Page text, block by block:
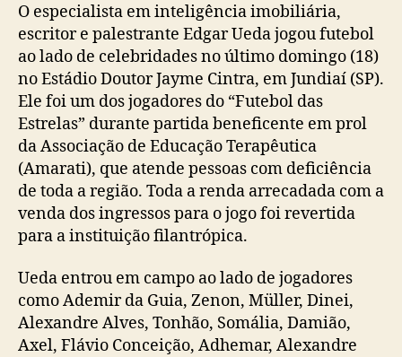
O especialista em inteligência imobiliária,
escritor e palestrante Edgar Ueda jogou futebol
ao lado de celebridades no último domingo (18)
no Estádio Doutor Jayme Cintra, em Jundiaí (SP).
Ele foi um dos jogadores do “Futebol das
Estrelas” durante partida beneficente em prol
da Associação de Educação Terapêutica
(Amarati), que atende pessoas com deficiência
de toda a região. Toda a renda arrecadada com a
venda dos ingressos para o jogo foi revertida
para a instituição filantrópica.
Ueda entrou em campo ao lado de jogadores
como Ademir da Guia, Zenon, Müller, Dinei,
Alexandre Alves, Tonhão, Somália, Damião,
Axel, Flávio Conceição, Adhemar, Alexandre